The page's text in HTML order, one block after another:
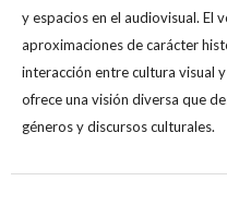
y espacios en el audiovisual. El
aproximaciones de carácter
interacción entre cultura visual
ofrece una visión diversa que
géneros y discursos culturales.